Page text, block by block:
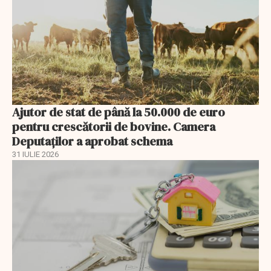
Ajutor de stat de până la 50.000 de euro
pentru crescătorii de bovine. Camera
Deputaților a aprobat schema
31 IULIE 2026